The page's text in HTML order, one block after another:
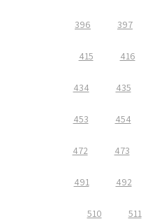
396 397
415 416
434 435
453 454
472 473
491 492
510 511